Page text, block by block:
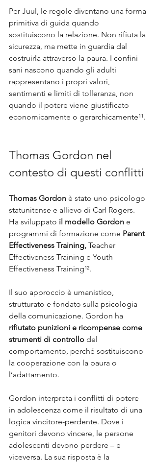
Per Juul, le regole diventano una forma
primitiva di guida quando
sostituiscono la relazione. Non rifiuta la
sicurezza, ma mette in guardia dal
costruirla attraverso la paura. I confini
sani nascono quando gli adulti
rappresentano i propri valori,
sentimenti e limiti di tolleranza, non
quando il potere viene giustificato
economicamente o gerarchicamente¹¹.
Thomas Gordon nel
contesto di questi conflitti
Thomas Gordon è stato uno psicologo
statunitense e allievo di Carl Rogers.
Ha sviluppato il modello Gordon e
programmi di formazione come Parent
Effectiveness Training, Teacher
Effectiveness Training e Youth
Effectiveness Training¹².
Il suo approccio è umanistico,
strutturato e fondato sulla psicologia
della comunicazione. Gordon ha
rifiutato punizioni e ricompense come
strumenti di controllo del
comportamento, perché sostituiscono
la cooperazione con la paura o
l’adattamento.
Gordon interpreta i conflitti di potere
in adolescenza come il risultato di una
logica vincitore-perdente. Dove i
genitori devono vincere, le persone
adolescenti devono perdere – e
viceversa. La sua risposta è la